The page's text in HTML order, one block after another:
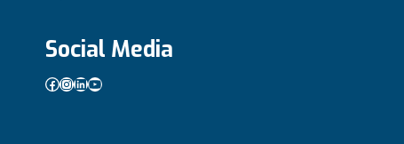
Social Media
Facebook
Instagram
LinkedIn
YouTube